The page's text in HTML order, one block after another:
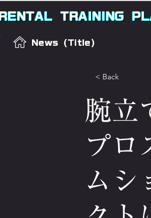
RENTAL TRAINING
News (Title)
< Back
腕立
プロ
ムシ